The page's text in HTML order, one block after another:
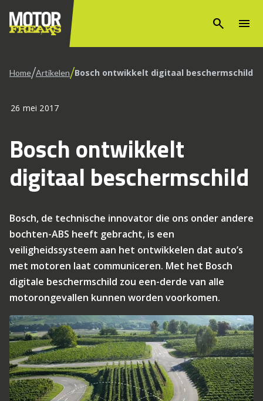
search menu
Home/Artikelen/Bosch ontwikkelt digitaal beschermschild
26 mei 2017
Bosch ontwikkelt
digitaal beschermschild
Bosch, de technische innovator die ons onder andere
bochten-ABS heeft gebracht, is een
veiligheidssysteem aan het ontwikkelen dat auto’s
met motoren laat communiceren. Met het Bosch
digitale beschermschild zou een-derde van alle
motorongevallen kunnen worden voorkomen.